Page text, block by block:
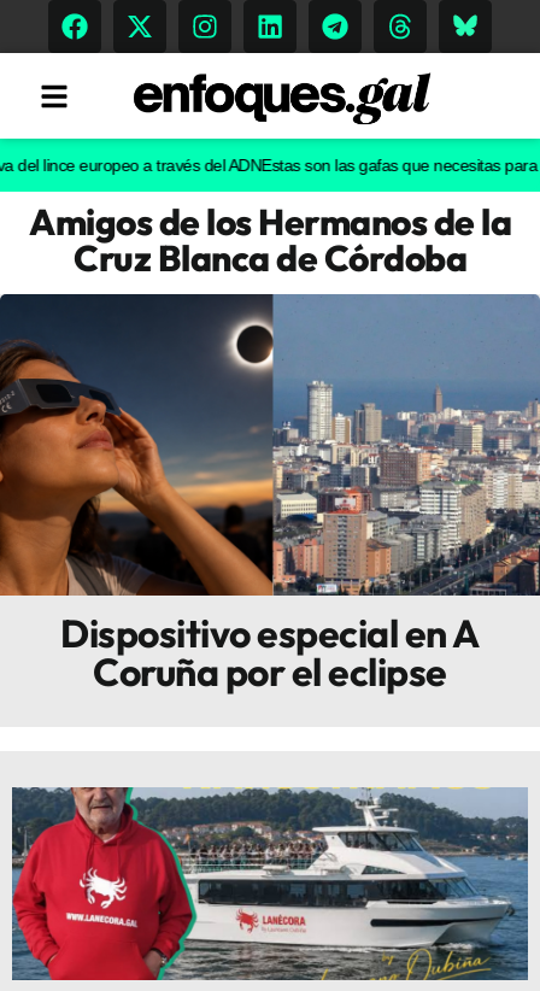
Tendencias
Memoria Histórica
Gastronomía
Escenarios
Sostenibilidad
Innova
europeo a través del ADNEstas son las gafas que necesitas para ver
Amigos de los Hermanos de la
Cruz Blanca de Córdoba
Dispositivo especial en A
Coruña por el eclipse